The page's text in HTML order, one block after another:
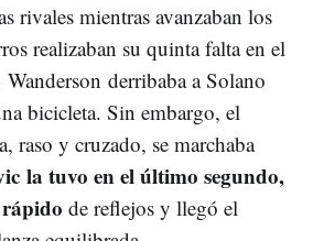
rivales mientras avanzaban los
realizaban su quinta falta en el
derribaba a Solano
bicicleta. Sin embargo, el
raso y cruzado, se marchaba
la tuvo en el último segundo,
de reflejos y llegó el